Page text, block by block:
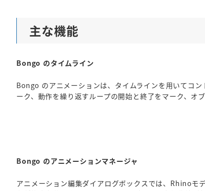
主な機能
Bongo のタイムライン
Bongo のアニメーションは、タイムラインを用いてコ
ーク、動作を繰り返すループの開始と終了をマーク、オ
Bongo のアニメーションマネージャ
アニメーション編集ダイアログボックスでは、Rhinoモ